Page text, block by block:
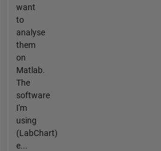
want
to
analyse
them
on
Matlab.
The
software
I'm
using
(LabChart)
e...